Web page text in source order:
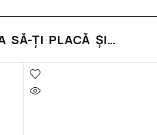
SĂ-ȚI PLACĂ ȘI…